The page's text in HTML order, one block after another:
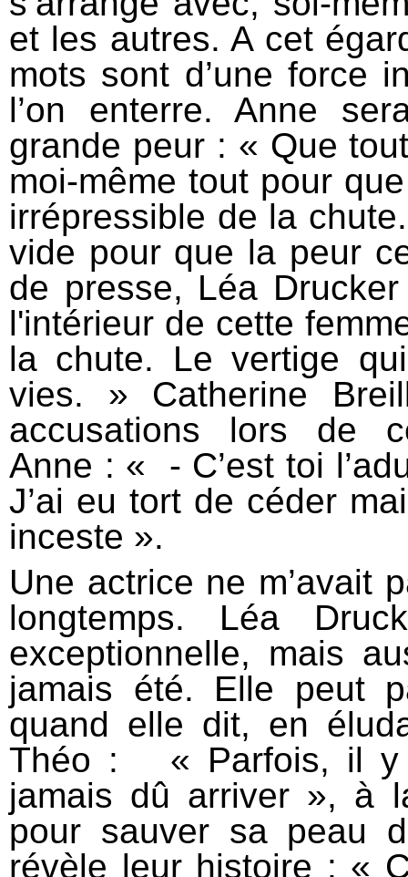
et les autres. A cet
mots sont d’une force
l’on enterre. Anne
grande peur : « Que
moi-même tout pour
irrépressible de la
vide pour que la peur
de presse, Léa
l'intérieur de cette
la chute. Le vertige
vies. » Catherine
accusations lors de
Anne : « - C’est toi
J’ai eu tort de céder
inceste ».
Une actrice ne m’avait
longtemps. Léa
exceptionnelle, mais
jamais été. Elle peut
quand elle dit, en
Théo : « Parfois, il y
jamais dû arriver », à
pour sauver sa peau
révèle leur histoire : «